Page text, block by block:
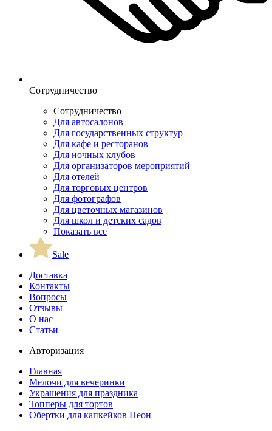
Сотрудничество
Сотрудничество
Для автосалонов
Для государственных структур
Для кафе и ресторанов
Для ночных клубов
Для организаторов мероприятий
Для отелей
Для торговых центров
Для фотографов
Для цветочных магазинов
Для школ и детских садов
Показать все
Sale
Доставка
Контакты
Вопросы
Отзывы
О нас
Статьи
Авторизация
Главная
Мелочи для вечеринки
Украшения для праздника
Топперы для тортов
Обертки для капкейков Неон